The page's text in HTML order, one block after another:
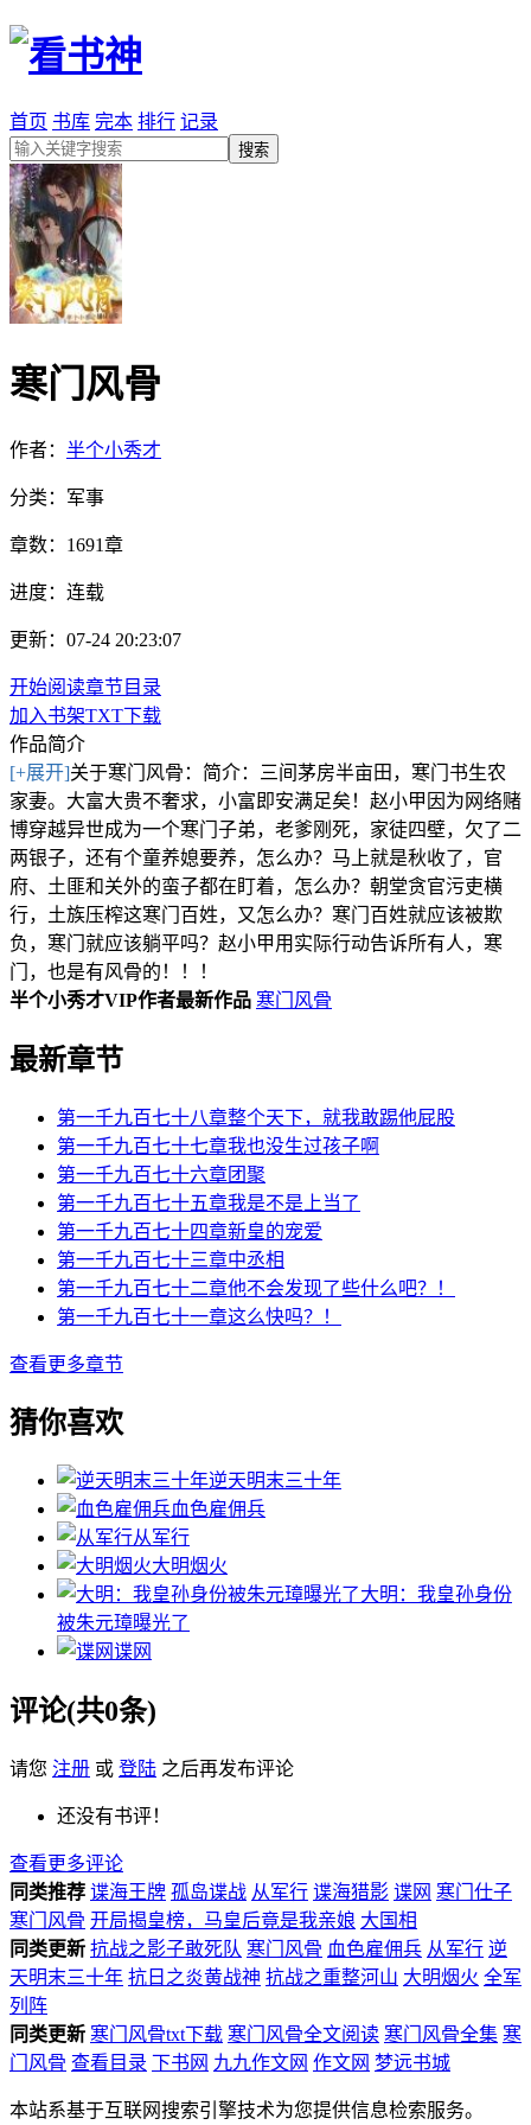
首页 书库 完本 排行 记录
寒门风骨
作者： 半个小秀才
分类：军事
章数： 1691章
进度： 连载
更新：07-24 20:23:07
开始阅读章节目录
加入书架TXT下载
作品简介
[+展开]关于寒门风骨：简介：三间茅房半亩田，寒门书生农
家妻。大富大贵不奢求，小富即安满足矣！赵小甲因为网络赌
博穿越异世成为一个寒门子弟，老爹刚死，家徒四壁，欠了二
两银子，还有个童养媳要养，怎么办？马上就是秋收了，官
府、土匪和关外的蛮子都在盯着，怎么办？朝堂贪官污吏横
行，土族压榨这寒门百姓，又怎么办？寒门百姓就应该被欺
负，寒门就应该躺平吗？赵小甲用实际行动告诉所有人，寒
门，也是有风骨的！！！
半个小秀才VIP作者最新作品 寒门风骨
最新章节
第一千九百七十八章整个天下，就我敢踢他屁股
第一千九百七十七章我也没生过孩子啊
第一千九百七十六章团聚
第一千九百七十五章我是不是上当了
第一千九百七十四章新皇的宠爱
第一千九百七十三章中丞相
第一千九百七十二章他不会发现了些什么吧？！
第一千九百七十一章这么快吗？！
查看更多章节
猜你喜欢
逆天明末三十年
血色雇佣兵
从军行
大明烟火
大明：我皇孙身份
被朱元璋曝光了
谍网
评论(共0条)
请您 注册 或 登陆 之后再发布评论
还没有书评！
查看更多评论
同类推荐 谍海王牌 孤岛谍战 从军行 谍海猎影 谍网 寒门仕子
寒门风骨 开局揭皇榜，马皇后竟是我亲娘 大国相
同类更新 抗战之影子敢死队 寒门风骨 血色雇佣兵 从军行 逆
天明末三十年 抗日之炎黄战神 抗战之重整河山 大明烟火 全军
列阵
同类更新 寒门风骨txt下载 寒门风骨全文阅读 寒门风骨全集 寒
门风骨 查看目录 下书网 九九作文网 作文网 梦远书城
本站系基于互联网搜索引擎技术为您提供信息检索服务。